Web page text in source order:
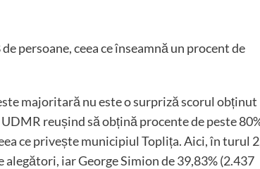
persoane, ceea ce înseamnă un procent de
majoritară nu este o surpriză scorul obținut
reușind să obțină procente de peste
ce privește municipiul Toplița. Aici, în turul
iar George Simion de 39,83% (2.437